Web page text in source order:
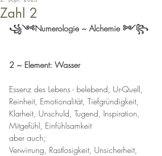
Zahl 2
꧁༺Numerologie ~ Alchemie ༻꧂
2 ~ Element: Wasser
Essenz des Lebens - belebend, Ur-Quell,
Reinheit, Emotionalität, Tiefgründigkeit,
Klarheit, Unschuld, Tugend, Inspiration,
Mitgefühl, Einfühlsamkeit
aber auch;
Verwirrung, Rastlosigkeit, Unsicherheit,